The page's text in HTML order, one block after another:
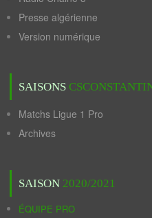
Presse algérienne
Version numérique
SAISONS
Matchs Ligue 1 Pro
Archives
SAISON 2020/2021
ÉQUIPE PRO